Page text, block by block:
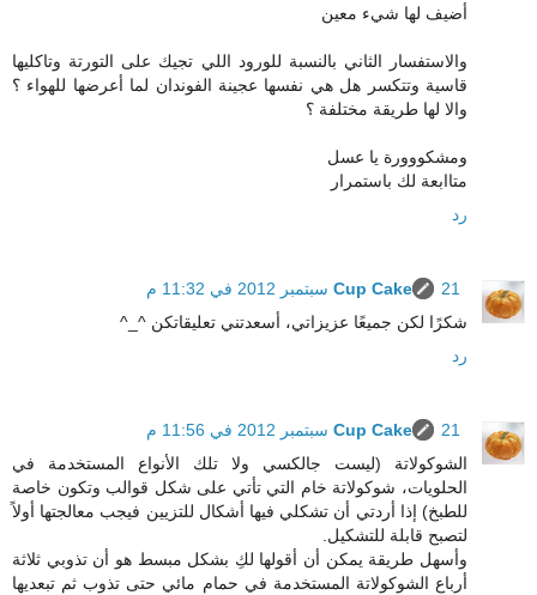
أضيف لها شيء معين
والاستفسار الثاني بالنسبة للورود اللي تجيك على التورتة وتاكليها
قاسية وتتكسر هل هي نفسها عجينة الفوندان لما أعرضها للهواء ؟
والا لها طريقة مختلفة ؟
ومشكووورة يا عسل
متاابعة لك باستمرار
رد
Cup Cake
21 سبتمبر 2012 في 11:32 م
شكرًا لكن جميعًا عزيزاتي، أسعدتني تعليقاتكن ^_^
رد
Cup Cake
21 سبتمبر 2012 في 11:56 م
الشوكولاتة (ليست جالكسي ولا تلك الأنواع المستخدمة في
الحلويات، شوكولاتة خام التي تأتي على شكل قوالب وتكون خاصة
للطبخ) إذا أردتي أن تشكلي فيها أشكال للتزيين فيجب معالجتها أولاً
لتصبح قابلة للتشكيل.
وأسهل طريقة يمكن أن أقولها لكِ بشكل مبسط هو أن تذوبي ثلاثة
أرباع الشوكولاتة المستخدمة في حمام مائي حتى تذوب ثم تبعديها